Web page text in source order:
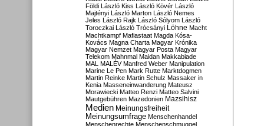
Földi László Kiss László Kövér László
Majtényi László Marton László Nemes
Jeles László Rajk László Sólyom László
Toroczkai László Trócsányi Löhne Macht
Machtkampf Mafiastaat Magda Kósa-
Kovács Magna Charta Magyar Krónika
Magyar Nemzet Magyar Posta Magyar
Telekom Mahnmal Maidan Makkabiade
MAL MALÉV Manfred Weber Manipulation
Marine Le Pen Mark Rutte Marktdogmen
Martin Reinke Martin Schulz Massaker in
Kenia Masseneinwanderung Mateusz
Morawiecki Matteo Renzi Matteo Salvini
Mautgebühren Mazedonien Mazsihisz
Medien Meinungsfreiheit
Meinungsumfrage Menschenhandel
Menschenrechte Menschenschmuggel